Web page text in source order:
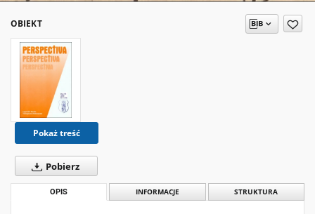
OBIEKT
Pokaż treść
Pobierz
OPIS INFORMACJE STRUKTURA